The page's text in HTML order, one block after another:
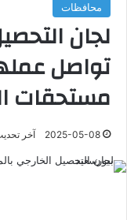
محافظات
لجان
تواصل
مستحقات
2025-05-08 آخر تحديث: 2025-